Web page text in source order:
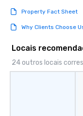
Property Fact Sheet
Why Clients Choose
Locais
24 outros locais